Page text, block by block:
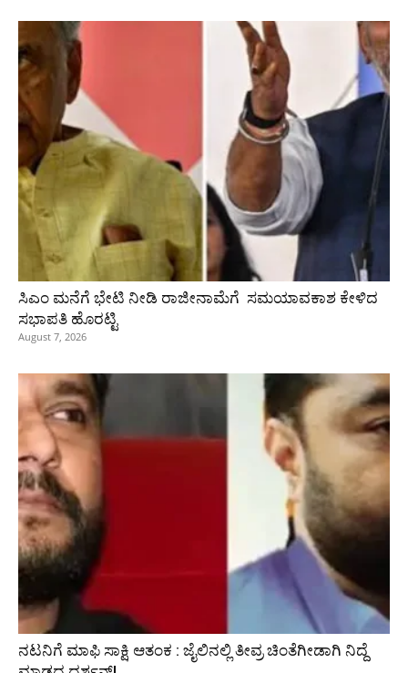
ಸಿಎಂ ಮನೆಗೆ ಭೇಟಿ ನೀಡಿ ರಾಜೀನಾಮೆಗೆ ಸಮಯಾವಕಾಶ ಕೇಳಿದ
ಸಭಾಪತಿ ಹೊರಟ್ಟಿ
August 7, 2026
ನಟನಿಗೆ ಮಾಫಿ ಸಾಕ್ಷಿ ಆತಂಕ : ಜೈಲಿನಲ್ಲಿ ತೀವ್ರ ಚಿಂತೆಗೀಡಾಗಿ ನಿದ್ದೆ